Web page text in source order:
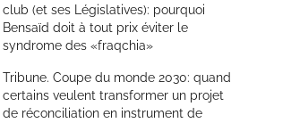
club (et ses Législatives): pourquoi
Bensaïd doit à tout prix éviter le
syndrome des «fraqchia»
Tribune. Coupe du monde 2030: quand
certains veulent transformer un projet
de réconciliation en instrument de